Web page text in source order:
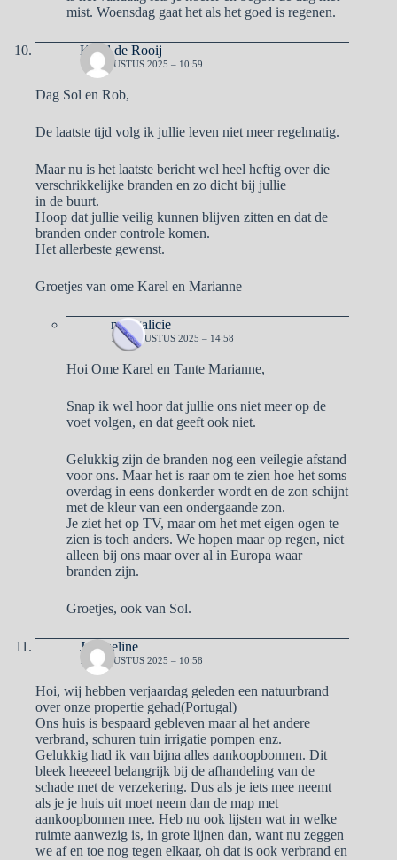
mist. Woensdag gaat het als het goed is regenen.
Karel de Rooij
18 AUGUSTUS 2025 – 10:59
Dag Sol en Rob,
De laatste tijd volg ik jullie leven niet meer regelmatig.
Maar nu is het laatste bericht wel heel heftig over die
verschrikkelijke branden en zo dicht bij jullie
in de buurt.
Hoop dat jullie veilig kunnen blijven zitten en dat de
branden onder controle komen.
Het allerbeste gewenst.
Groetjes van ome Karel en Marianne
naargalicie
18 AUGUSTUS 2025 – 14:58
Hoi Ome Karel en Tante Marianne,
Snap ik wel hoor dat jullie ons niet meer op de
voet volgen, en dat geeft ook niet.
Gelukkig zijn de branden nog een veilegie afstand
voor ons. Maar het is raar om te zien hoe het soms
overdag in eens donkerder wordt en de zon schijnt
met de kleur van een ondergaande zon.
Je ziet het op TV, maar om het met eigen ogen te
zien is toch anders. We hopen maar op regen, niet
alleen bij ons maar over al in Europa waar
branden zijn.
Groetjes, ook van Sol.
Jacqueline
19 AUGUSTUS 2025 – 10:58
Hoi, wij hebben verjaardag geleden een natuurbrand
over onze propertie gehad(Portugal)
Ons huis is bespaard gebleven maar al het andere
verbrand, schuren tuin irrigatie pompen enz.
Gelukkig had ik van bijna alles aankoopbonnen. Dit
bleek heeeeel belangrijk bij de afhandeling van de
schade met de verzekering. Dus als je iets mee neemt
als je je huis uit moet neem dan de map met
aankoopbonnen mee. Heb nu ook lijsten wat in welke
ruimte aanwezig is, in grote lijnen dan, want nu zeggen
we af en toe nog tegen elkaar, oh dat is ook verbrand en